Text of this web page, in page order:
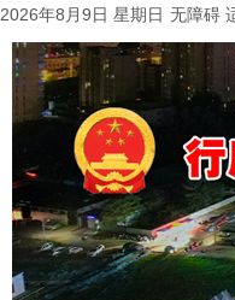
2026年8月9日 星期日 无障碍